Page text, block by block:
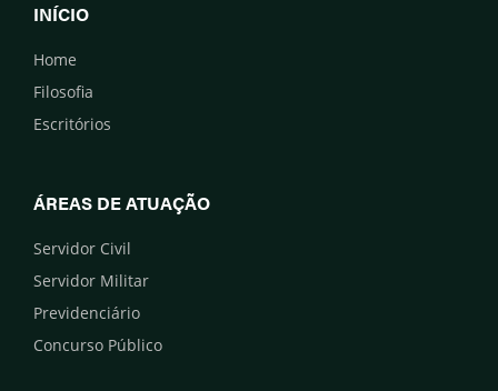
INÍCIO
Home
Filosofia
Escritórios
ÁREAS DE ATUAÇÃO
Servidor Civil
Servidor Militar
Previdenciário
Concurso Público